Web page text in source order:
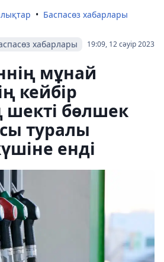
Баспасөз хабарлары
19:09, 12 сәуір 2023
хабарлары
мұнай
кейбір
шекті бөлшек
туралы
енді